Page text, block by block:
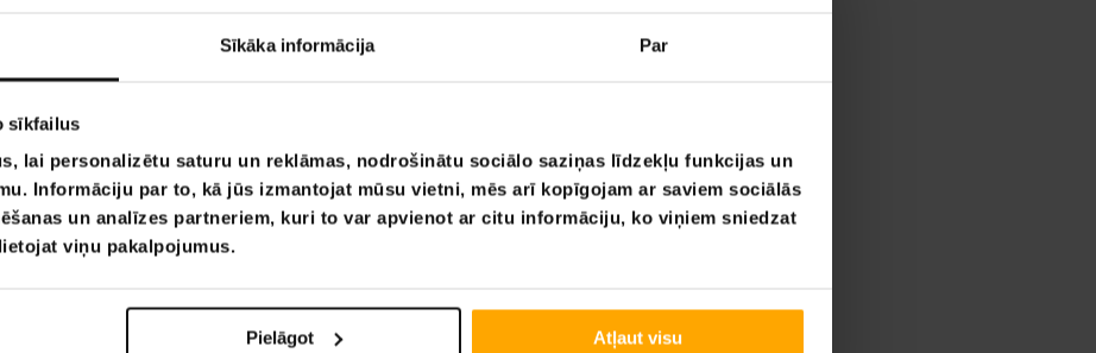
Sīkāka informācija Par
sīkfailus
lai personalizētu saturu un reklāmas, nodrošinātu sociālo saziņas līdzekļu funkcijas un
Informāciju par to, kā jūs izmantojat mūsu vietni, mēs arī kopīgojam ar saviem sociālās
un analīzes partneriem, kuri to var apvienot ar citu informāciju, ko viņiem sniedzat
viņu pakalpojumus.
Pielāgot Atļaut visu